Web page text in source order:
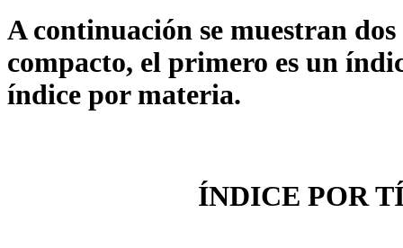
A continuación se muestran dos
compacto, el primero es un
índice por materia.
ÍNDICE POR